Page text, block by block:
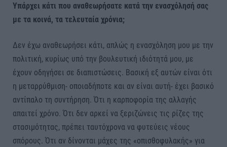
Υπάρχει κάτι που αναθεωρήσατε κατά την ενασχόλησή σας
με τα κοινά, τα τελευταία χρόνια;
Δεν έχω αναθεωρήσει κάτι, απλώς η ενασχόληση μου με την
πολιτική, κυρίως υπό την βουλευτική ιδιότητά μου, με
έχουν οδηγήσει σε διαπιστώσεις. Βασική εξ αυτών είναι ότι
η μεταρρύθμιση- οποιαδήποτε και αν είναι αυτή- έχει βασικό
αντίπαλο τη συντήρηση. Ότι η καρποφορία της αλλαγής
απαιτεί χρόνο. Ότι δεν αρκεί να ξεριζώνεις τις ρίζες της
στασιμότητας, πρέπει ταυτόχρονα να φυτεύεις νέους
σπόρους. Ότι αν δίνονται μάχες της «οπισθοφυλακής» για